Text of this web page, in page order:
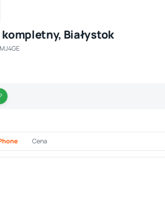
kompletny, Białystok
Cena